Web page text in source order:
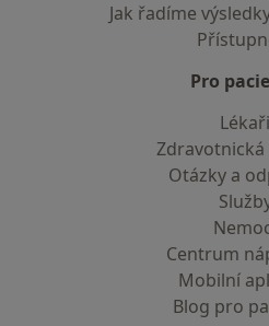
Jak řadíme
Pro
Lékaři
Otázky a
Centrum
Mobilní
Blog pro